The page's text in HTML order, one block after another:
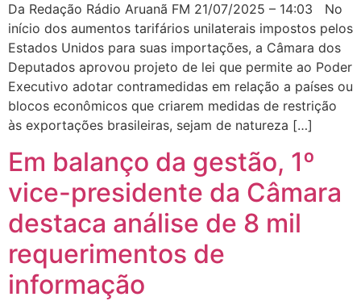
Da Redação Rádio Aruanã FM 21/07/2025 – 14:03 No
início dos aumentos tarifários unilaterais impostos pelos
Estados Unidos para suas importações, a Câmara dos
Deputados aprovou projeto de lei que permite ao Poder
Executivo adotar contramedidas em relação a países ou
blocos econômicos que criarem medidas de restrição
às exportações brasileiras, sejam de natureza […]
Em balanço da gestão, 1º
vice-presidente da Câmara
destaca análise de 8 mil
requerimentos de
informação